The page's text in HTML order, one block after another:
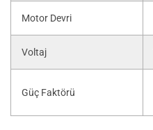
Motor Devri
Voltaj
Güç Faktörü